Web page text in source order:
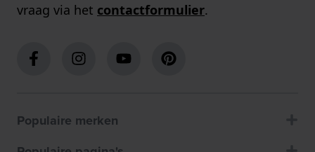
vraag via het contactformulier.
Populaire merken